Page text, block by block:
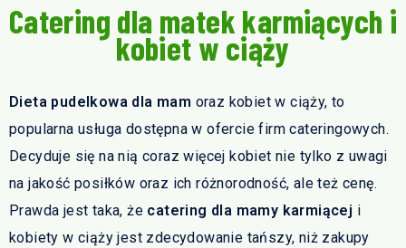
Catering dla matek karmiących i
kobiet w ciąży
Dieta pudelkowa dla mam oraz kobiet w ciąży, to
popularna usługa dostępna w ofercie firm cateringowych.
Decyduje się na nią coraz więcej kobiet nie tylko z uwagi
na jakość posiłków oraz ich różnorodność, ale też cenę.
Prawda jest taka, że catering dla mamy karmiącej i
kobiety w ciąży jest zdecydowanie tańszy, niż zakupy